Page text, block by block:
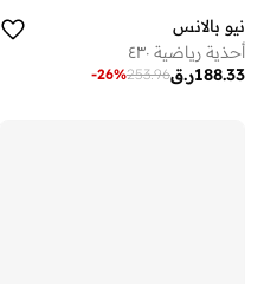
نيو بالانس
أحذية رياضية ٤٣٠
ر.ق188.33
253.96
-26%